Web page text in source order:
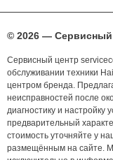
© 2026 — Сервисный
Сервисный центр
обслуживании техники
центром бренда.
неисправностей после
диагностику и настройку
предварительный
стоимость уточняйте у
размещённым на сайте.